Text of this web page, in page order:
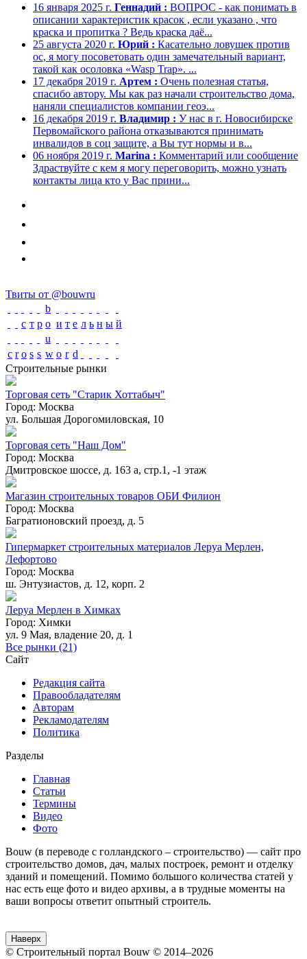
16 января 2025 г. Геннадий : ВОПРОС - как понимать в
описании характеристик красок , если указано , что
краска и пропитка ? Ведь краска даё...
25 августа 2020 г. Юрий : Касательно ловушек против
ос, я могу посоветовать один замечательный вариант,
такой как осоловка «Wasp Trap». ...
17 декабря 2019 г. Артем : Очень полезная статья,
спасибо автору. Мы как раз начали строительство дома,
наняли специалистов компании геоэ...
16 декабря 2019 г. Владимир : У нас в г. Новосибирске
Первомайского района отказываются принимать
инвалидов в соц защите, а Вы тут нормы и в...
06 ноября 2019 г. Marina : Комментарий или сообщение
Здраствуйте с кем я могу переговорить, можно узнать
контакты лица кто у Вас прини...
Твиты от @bouwru
b
с т р o и т е л ь н ы й
u
c r o s s w o r d
Строительные рынки
Торговая сеть "Старик Хоттабыч"
Город: Москва
ул. Большая Дорогомиловская, 10
Торговая сеть "Наш Дом"
Город: Москва
Дмитровское шоссе, д. 163 а, стр.1, -1 этаж
Магазин строительных товаров ОБИ Филион
Город: Москва
Багратионовский проезд, д. 5
Гипермаркет строительных материалов Леруа Мерлен,
Лефортово
Город: Москва
ш. Энтузиастов, д. 12, корп. 2
Леруа Мерлен в Химках
Город: Химки
ул. 9 Мая, владение 20, д. 1
Все рынки (21)
Сайт
Редакция сайта
Правообладателям
Авторам
Рекламодателям
Политика
Разделы
Главная
Статьи
Термины
Видео
Фото
Bouw (в переводе с голландского – строительство) — сайт про
строительство домов, дач, малых построек, ремонт и отделку
зданий и помещений. Помимо большого количества статей у
нас есть еще фото и видео архивы, а в трудные моменты на
ваши вопросы ответит опытный строитель.
Наверх
© Строительный портал Bouw © 2014–2026